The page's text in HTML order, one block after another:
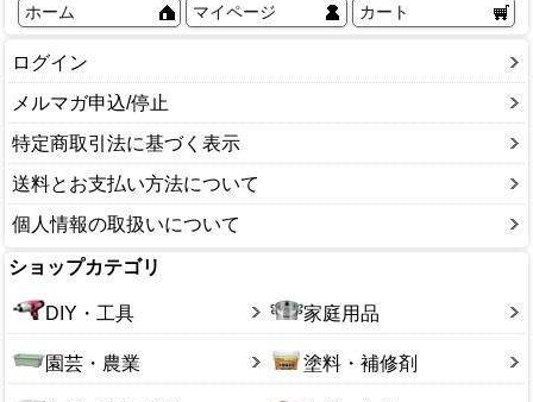
ホーム マイページ カート
ログイン
メルマガ申込/停止
特定商取引法に基づく表示
送料とお支払い方法について
個人情報の取扱いについて
ショップカテゴリ
DIY・工具 家庭用品
園芸・農業 塗料・補修剤